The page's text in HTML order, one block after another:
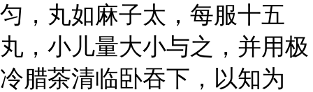
匀，丸如麻子太，每服十五
丸，小儿量大小与之，并用极
冷腊茶清临卧吞下，以知为